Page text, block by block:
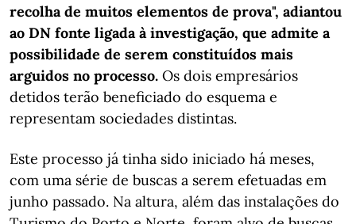
recolha de muitos elementos de prova", adiantou
ao DN fonte ligada à investigação, que admite a
possibilidade de serem constituídos mais
arguidos no processo. Os dois empresários
detidos terão beneficiado do esquema e
representam sociedades distintas.
Este processo já tinha sido iniciado há meses,
com uma série de buscas a serem efetuadas em
junho passado. Na altura, além das instalações do